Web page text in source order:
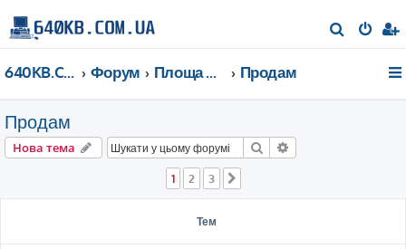
о
640KB.COM.UA Форум Площа Ринок Продам
Продам
Нова тема Пошук
1 2 3
Тем